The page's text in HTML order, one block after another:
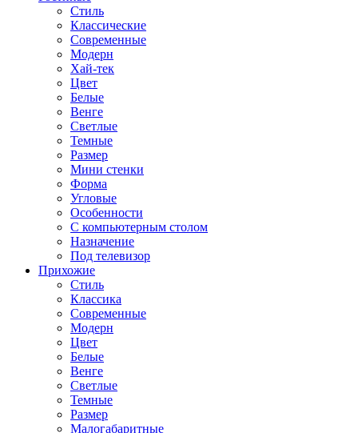
Стиль
Классические
Современные
Модерн
Хай-тек
Цвет
Белые
Венге
Светлые
Темные
Размер
Мини стенки
Форма
Угловые
Особенности
С компьютерным столом
Назначение
Под телевизор
Прихожие
Стиль
Классика
Современные
Модерн
Цвет
Белые
Венге
Светлые
Темные
Размер
Малогабаритные